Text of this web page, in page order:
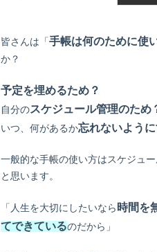
皆さんは「 手帳は何のために使
か？
予定を埋めるため？
自分のスケジュール管理のため
いつ、何があるか忘れないよう
一般的な手帳の使い方はスケジュ
と思います。
「人生を大切にしたいなら 時間を
てできているのだから」